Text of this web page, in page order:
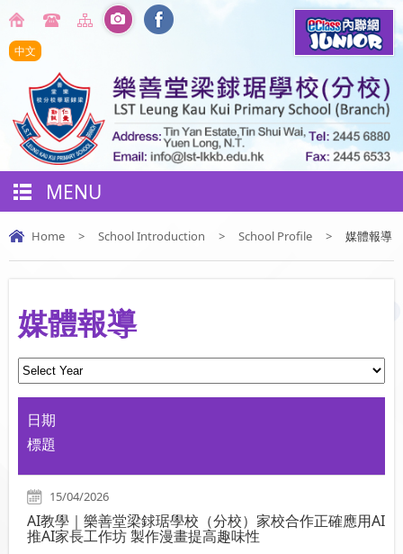
中文
MENU
Home > School Introduction > School Profile > 媒體報導
媒體報導
日期
標題
15/04/2026
AI教學｜樂善堂梁銶琚學校（分校）家校合作正確應用AI
推AI家長工作坊 製作漫畫提高趣味性